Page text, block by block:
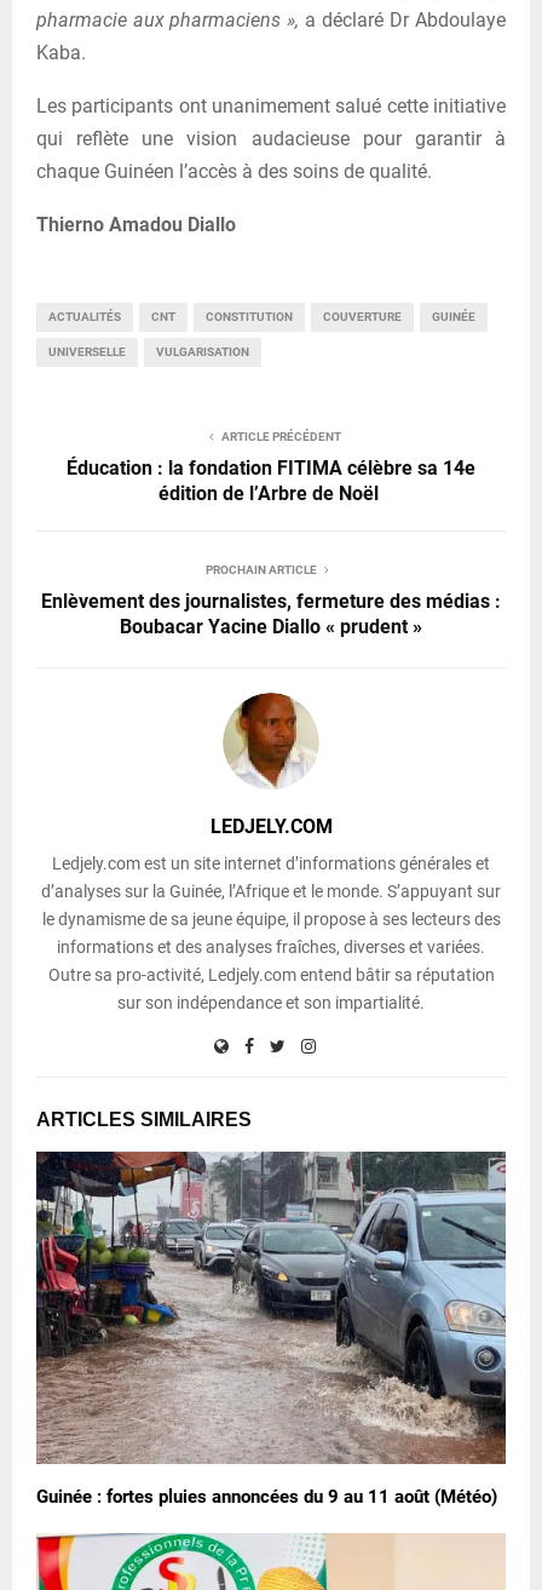
pharmacie aux pharmaciens », a déclaré Dr Abdoulaye
Kaba.
Les participants ont unanimement salué cette initiative
qui reflète une vision audacieuse pour garantir à
chaque Guinéen l’accès à des soins de qualité.
Thierno Amadou Diallo
ACTUALITÉS CNT CONSTITUTION COUVERTURE GUINÉE
UNIVERSELLE VULGARISATION
ARTICLE PRÉCÉDENT
Éducation : la fondation FITIMA célèbre sa 14e
édition de l’Arbre de Noël
PROCHAIN ARTICLE
Enlèvement des journalistes, fermeture des médias :
Boubacar Yacine Diallo « prudent »
LEDJELY.COM
Ledjely.com est un site internet d’informations générales et
d’analyses sur la Guinée, l’Afrique et le monde. S’appuyant sur
le dynamisme de sa jeune équipe, il propose à ses lecteurs des
informations et des analyses fraîches, diverses et variées.
Outre sa pro-activité, Ledjely.com entend bâtir sa réputation
sur son indépendance et son impartialité.
ARTICLES SIMILAIRES
Guinée : fortes pluies annoncées du 9 au 11 août (Météo)